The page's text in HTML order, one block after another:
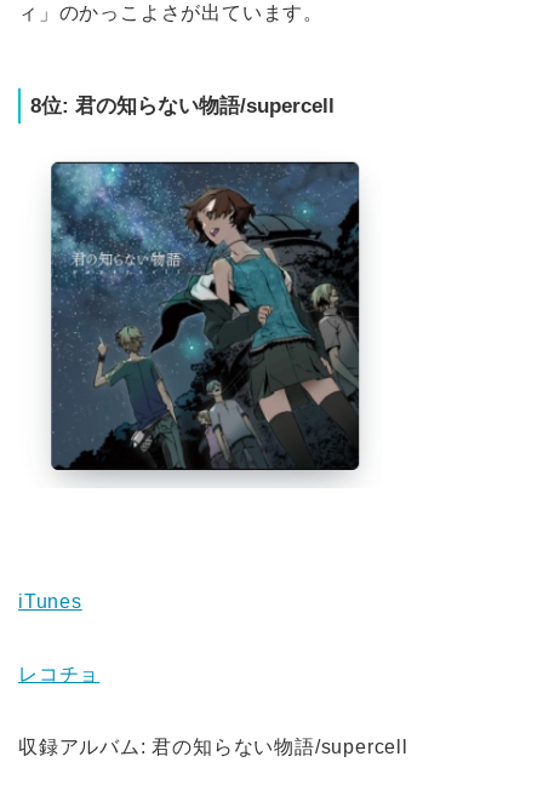
ィ」のかっこよさが出ています。
8位: 君の知らない物語/supercell
iTunes
レコチョ
収録アルバム: 君の知らない物語/supercell